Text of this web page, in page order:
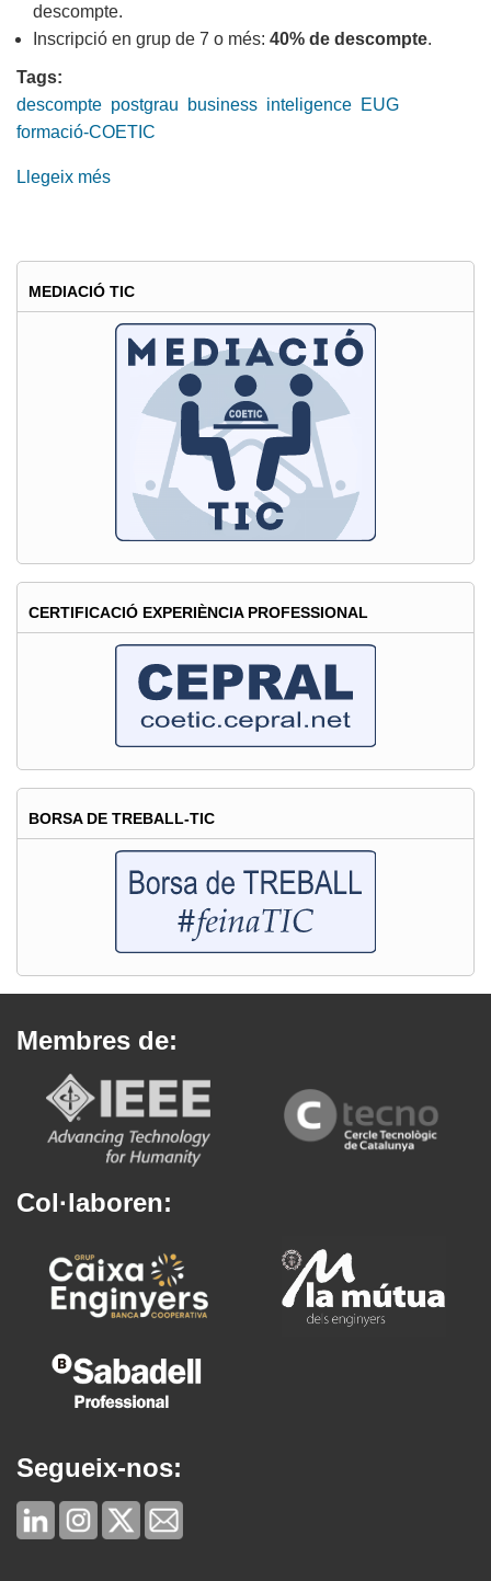
descompte.
Inscripció en grup de 7 o més: 40% de descompte.
Tags:
descompte postgrau business inteligence EUG
formació-COETIC
Llegeix més
cursar
el
Postgrau
en
Business
Inteligence
MEDIACIÓ TIC
CERTIFICACIÓ EXPERIÈNCIA PROFESSIONAL
BORSA DE TREBALL-TIC
Membres de:
Col·laboren:
Segueix-nos: